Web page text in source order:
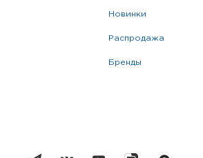
новинки
распродажа
бренды